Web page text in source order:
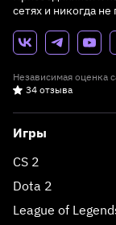
сетях и никогда
Независимая оценка
34 отзыва
Игры
CS 2
Dota 2
League of